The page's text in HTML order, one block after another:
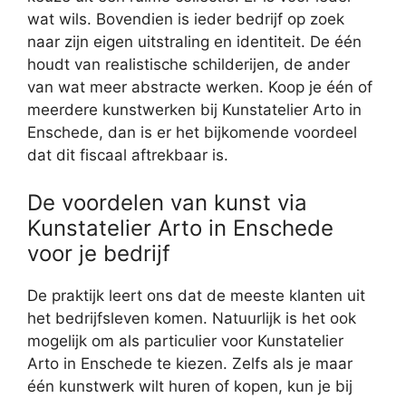
wat wils. Bovendien is ieder bedrijf op zoek
naar zijn eigen uitstraling en identiteit. De één
houdt van realistische schilderijen, de ander
van wat meer abstracte werken. Koop je één of
meerdere kunstwerken bij Kunstatelier Arto in
Enschede, dan is er het bijkomende voordeel
dat dit fiscaal aftrekbaar is.
De voordelen van kunst via
Kunstatelier Arto in Enschede
voor je bedrijf
De praktijk leert ons dat de meeste klanten uit
het bedrijfsleven komen. Natuurlijk is het ook
mogelijk om als particulier voor Kunstatelier
Arto in Enschede te kiezen. Zelfs als je maar
één kunstwerk wilt huren of kopen, kun je bij